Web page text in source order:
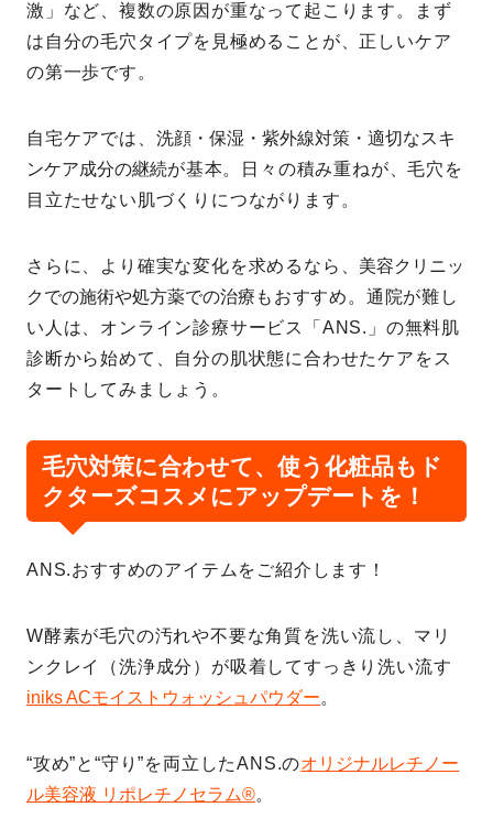
激」など、複数の原因が重なって起こります。まず
は自分の毛穴タイプを見極めることが、正しいケア
の第一歩です。
自宅ケアでは、 洗顔・保湿・紫外線対策・適切なスキ
ンケア成分の継続が基本。日々の積み重ねが、毛穴を
目立たせない肌づくりにつながります。
さらに、より確実な変化を求めるなら、 美容クリニッ
クでの施術や処方薬での治療 もおすすめ。通院が難し
い人は、オンライン診療サービス「ANS.」の無料肌
診断から始めて、自分の肌状態に合わせたケアをス
タートしてみましょう。
毛穴対策に合わせて、使う化粧品もド
クターズコスメにアップデートを！
ANS.おすすめのアイテムをご紹介します！
W酵素が毛穴の汚れや不要な角質を洗い流し、マリ
ンクレイ（洗浄成分）が吸着してすっきり洗い流す
iniks ACモイストウォッシュパウダー。
“攻め”と“守り”を両立したANS.のオリジナルレチノー
ル美容液 リポレチノセラム®。